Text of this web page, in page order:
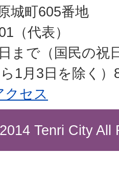
城町605番地
（代表）
まで（国民の祝
1月3日を除く
クセス
Tenri City All